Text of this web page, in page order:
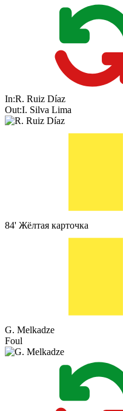
In:R. Ruiz Díaz
Out:I. Silva Lima
84' Жёлтая карточка
G. Melkadze
Foul